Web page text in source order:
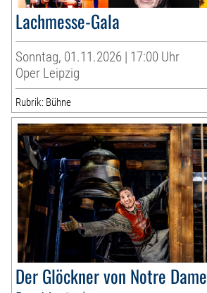
Lachmesse-Gala
Sonntag, 01.11.2026 | 17:00 Uhr
Oper Leipzig
Rubrik: Bühne
Der Glöckner von Notre Dame